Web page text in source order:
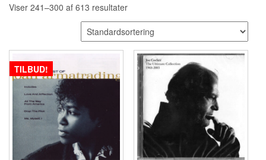
Viser 241–300 af 613 resultater
TILBUD!